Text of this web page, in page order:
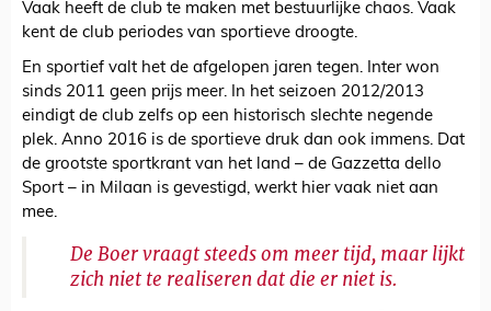
Vaak heeft de club te maken met bestuurlijke chaos. Vaak
kent de club periodes van sportieve droogte.
En sportief valt het de afgelopen jaren tegen. Inter won
sinds 2011 geen prijs meer. In het seizoen 2012/2013
eindigt de club zelfs op een historisch slechte negende
plek. Anno 2016 is de sportieve druk dan ook immens. Dat
de grootste sportkrant van het land – de Gazzetta dello
Sport – in Milaan is gevestigd, werkt hier vaak niet aan
mee.
De Boer vraagt steeds om meer tijd, maar lijkt
zich niet te realiseren dat die er niet is.